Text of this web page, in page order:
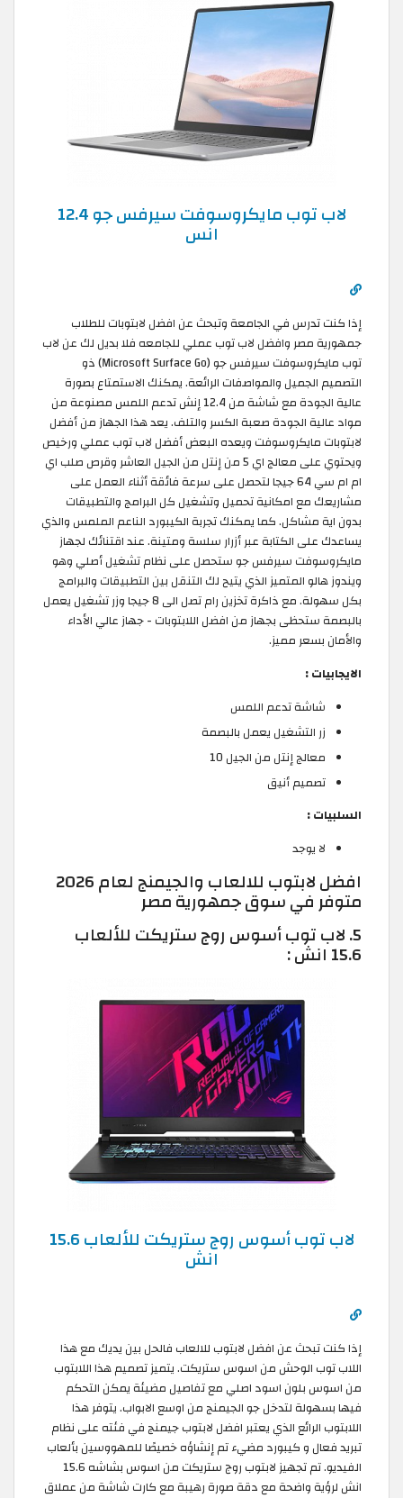
لاب توب مايكروسوفت سيرفس جو 12.4
انس
إذا كنت تدرس في الجامعة وتبحث عن افضل لابتوبات للطلاب
جمهورية مصر وافضل لاب توب عملي للجامعه فلا بديل لك عن لاب
توب مايكروسوفت سيرفس جو (Microsoft Surface Go) ذو
التصميم الجميل والمواصفات الرائعة. يمكنك الاستمتاع بصورة
عالية الجودة مع شاشة من 12.4 إنش تدعم اللمس مصنوعة من
مواد عالية الجودة صعبة الكسر والتلف. يعد هذا الجهاز من أفضل
لابتوبات مايكروسوفت ويعده البعض أفضل لاب توب عملي ورخيص
ويحتوي على معالج اي 5 من إنتل من الجيل العاشر وقرص صلب اي
ام ام سي 64 جيجا لتحصل على سرعة فائقة أثناء العمل على
مشاريعك مع امكانية تحميل وتشغيل كل البرامج والتطبيقات
بدون اية مشاكل. كما يمكنك تجربة الكيبورد الناعم الملمس والذي
يساعدك على الكتابة عبر أزرار سلسة ومتينة. عند اقتنائك لجهاز
مايكروسوفت سيرفس جو ستحصل على نظام تشغيل أصلي وهو
ويندوز هالو المتميز الذي يتيح لك التنقل بين التطبيقات والبرامج
بكل سهولة. مع ذاكرة تخزين رام تصل الى 8 جيجا وزر تشغيل يعمل
بالبصمة ستحظى بجهاز من افضل اللابتوبات - جهاز عالي الأداء
والأمان بسعر مميز.
الايجابيات :
شاشة تدعم اللمس
زر التشغيل يعمل بالبصمة
معالج إنتل من الجيل 10
تصميم أنيق
السلبيات :
لا يوجد
افضل لابتوب للالعاب والجيمنج لعام 2026
متوفر في سوق جمهورية مصر
5. لاب توب أسوس روج ستريكت للألعاب
15.6 انش :
لاب توب أسوس روج ستريكت للألعاب 15.6
انش
إذا كنت تبحث عن افضل لابتوب للالعاب فالحل بين يديك مع هذا
اللاب توب الوحش من اسوس ستريكت. يتميز تصميم هذا اللابتوب
من اسوس بلون اسود اصلي مع تفاصيل مضيئة يمكن التحكم
فيها بسهولة لتدخل جو الجيمنج من اوسع الابواب. يتوفر هذا
اللابتوب الرائع الذي يعتبر افضل لابتوب جيمنج في فئته على نظام
تبريد فعال و كيبورد مضيء تم إنشاؤه خصيصًا للمهووسين بألعاب
الفيديو. تم تجهيز لابتوب روج ستريكت من اسوس بشاشه 15.6
انش لرؤية واضحة مع دقة صورة رهيبة مع كارت شاشة من عملاق